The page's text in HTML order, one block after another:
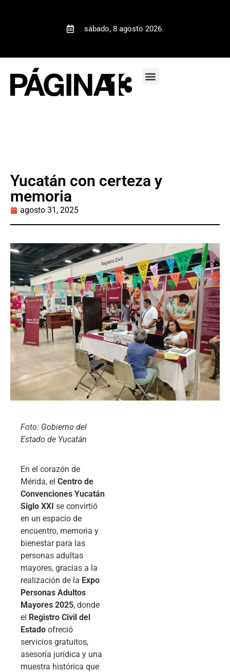
sábado, 8 agosto 2026.
Yucatán con certeza y
memoria
agosto 31, 2025
Foto: Gobierno del
Estado de Yucatán
En el corazón de
Mérida, el Centro de
Convenciones Yucatán
Siglo XXI se convirtió
en un espacio de
encuentro, memoria y
bienestar para las
personas adultas
mayores, gracias a la
realización de la Expo
Personas Adultos
Mayores 2025, donde
el Registro Civil del
Estado ofreció
servicios gratuitos,
asesoría jurídica y una
muestra histórica que